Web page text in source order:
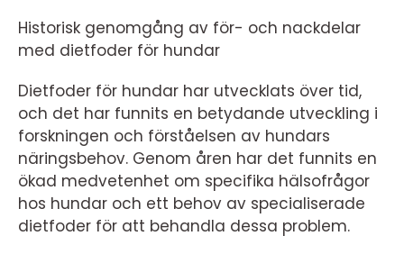
Historisk genomgång av för- och nackdelar
med dietfoder för hundar
Dietfoder för hundar har utvecklats över tid,
och det har funnits en betydande utveckling i
forskningen och förståelsen av hundars
näringsbehov. Genom åren har det funnits en
ökad medvetenhet om specifika hälsofrågor
hos hundar och ett behov av specialiserade
dietfoder för att behandla dessa problem.